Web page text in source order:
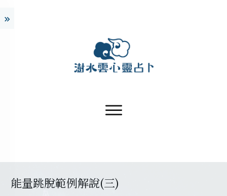
能量跳脫範例解說(三)